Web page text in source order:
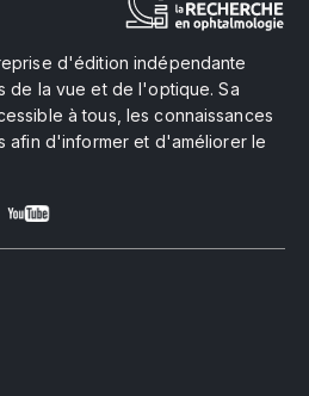
d'édition indépendante
de la vue et de l'optique. Sa
à tous, les connaissances
afin d'informer et d'améliorer le